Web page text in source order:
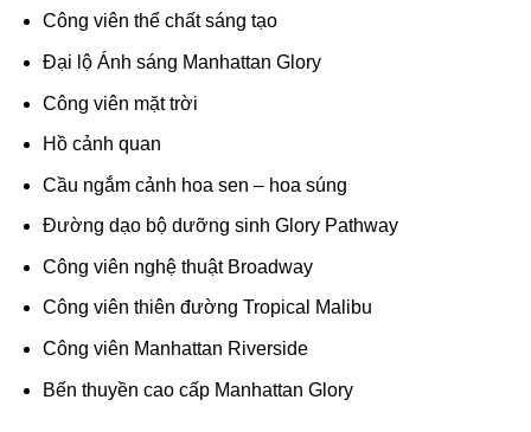
Công viên thể chất sáng tạo
Đại lộ Ánh sáng Manhattan Glory
Công viên mặt trời
Hồ cảnh quan
Cầu ngắm cảnh hoa sen – hoa súng
Đường dạo bộ dưỡng sinh Glory Pathway
Công viên nghệ thuật Broadway
Công viên thiên đường Tropical Malibu
Công viên Manhattan Riverside
Bến thuyền cao cấp Manhattan Glory